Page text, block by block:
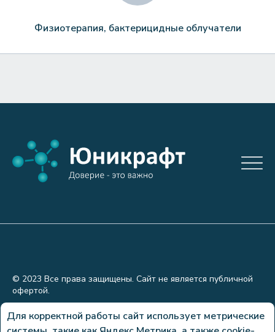
Физиотерапия, бактерицидные облучатели
© 2023 Все права защищены. Сайт не является публичной
офертой.
Политика конфиденциальности
Для корректной работы сайт использует метрические